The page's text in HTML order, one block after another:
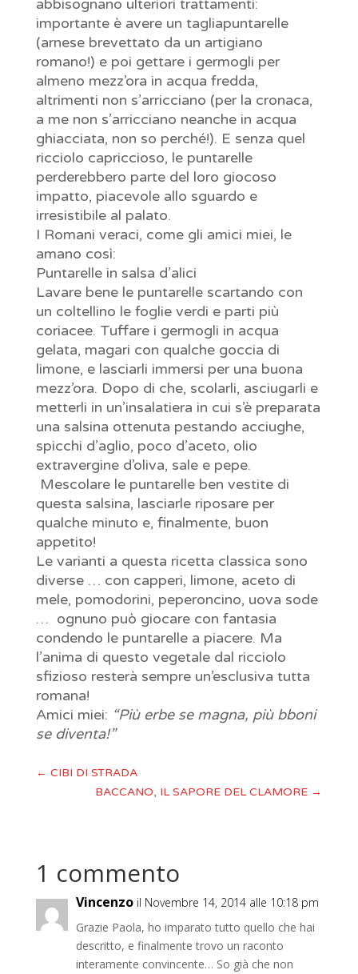
abbisognano ulteriori trattamenti:
importante è avere un tagliapuntarelle
(arnese brevettato da un artigiano
romano!) e poi gettare i germogli per
almeno mezz’ora in acqua fredda,
altrimenti non s’arricciano (per la cronaca,
a me non s’arricciano neanche in acqua
ghiacciata, non so perché!). E senza quel
ricciolo capriccioso, le puntarelle
perderebbero parte del loro giocoso
impatto, piacevole allo sguardo e
irresistibile al palato.
I Romani veraci, come gli amici miei, le
amano così:
Puntarelle in salsa d’alici
Lavare bene le puntarelle scartando con
un coltellino le foglie verdi e parti più
coriacee. Tuffare i germogli in acqua
gelata, magari con qualche goccia di
limone, e lasciarli immersi per una buona
mezz’ora. Dopo di che, scolarli, asciugarli e
metterli in un’insalatiera in cui s’è preparata
una salsina ottenuta pestando acciughe,
spicchi d’aglio, poco d’aceto, olio
extravergine d’oliva, sale e pepe.
Mescolare le puntarelle ben vestite di
questa salsina, lasciarle riposare per
qualche minuto e, finalmente, buon
appetito!
Le varianti a questa ricetta classica sono
diverse … con capperi, limone, aceto di
mele, pomodorini, peperoncino, uova sode
… ognuno può giocare con fantasia
condendo le puntarelle a piacere. Ma
l’anima di questo vegetale dal ricciolo
sfizioso resterà sempre un’esclusiva tutta
romana!
Amici miei: “Più erbe se magna, più bboni
se diventa!”
← CIBI DI STRADA
BACCANO, IL SAPORE DEL CLAMORE →
1 commento
Vincenzo il Novembre 14, 2014 alle 10:18 pm
Grazie Paola, ho imparato tutto quello che hai
descritto, e finalmente trovo un raconto
interamente convincente… So già che non